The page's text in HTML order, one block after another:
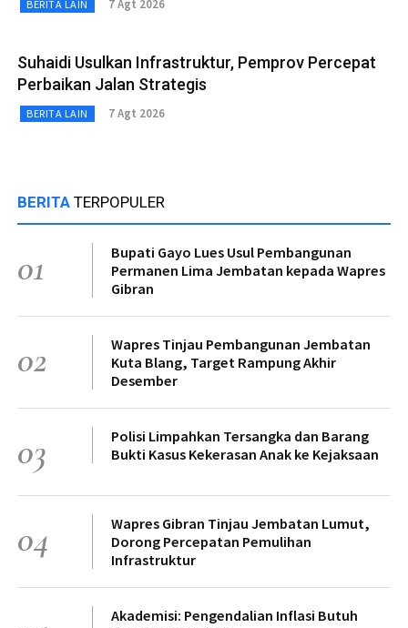
BERITA LAIN 7 Agt 2026
Suhaidi Usulkan Infrastruktur, Pemprov Percepat
Perbaikan Jalan Strategis
BERITA LAIN 7 Agt 2026
BERITA TERPOPULER
01
Bupati Gayo Lues Usul Pembangunan
Permanen Lima Jembatan kepada Wapres
Gibran
02
Wapres Tinjau Pembangunan Jembatan
Kuta Blang, Target Rampung Akhir
Desember
03
Polisi Limpahkan Tersangka dan Barang
Bukti Kasus Kekerasan Anak ke Kejaksaan
04
Wapres Gibran Tinjau Jembatan Lumut,
Dorong Percepatan Pemulihan
Infrastruktur
Akademisi: Pengendalian Inflasi Butuh